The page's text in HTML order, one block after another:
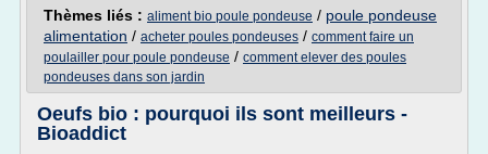
Thèmes liés : aliment bio poule pondeuse / poule pondeuse
alimentation / acheter poules pondeuses / comment faire un
poulailler pour poule pondeuse / comment elever des poules
pondeuses dans son jardin
Oeufs bio : pourquoi ils sont meilleurs -
Bioaddict